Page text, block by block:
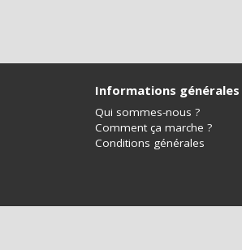
Informations générales
Qui sommes-nous ?
Comment ça marche ?
Conditions générales